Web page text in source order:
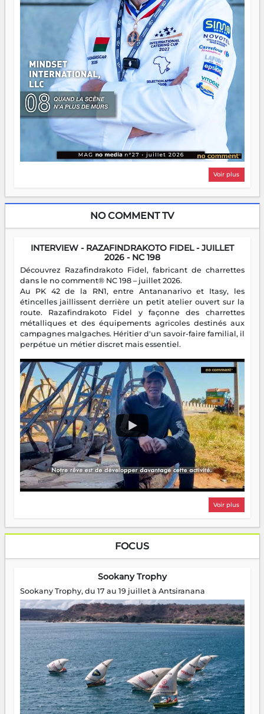
Voir plus
NO COMMENT TV
INTERVIEW - RAZAFINDRAKOTO FIDEL - JUILLET
2026 - NC 198
Découvrez Razafindrakoto Fidel, fabricant de charrettes
dans le no comment® NC 198 – juillet 2026.
Au PK 42 de la RN1, entre Antananarivo et Itasy, les
étincelles jaillissent derrière un petit atelier ouvert sur la
route. Razafindrakoto Fidel y façonne des charrettes
métalliques et des équipements agricoles destinés aux
campagnes malgaches. Héritier d'un savoir-faire familial, il
perpétue un métier discret mais essentiel.
Voir plus
FOCUS
Sookany Trophy
Sookany Trophy, du 17 au 19 juillet à Antsiranana